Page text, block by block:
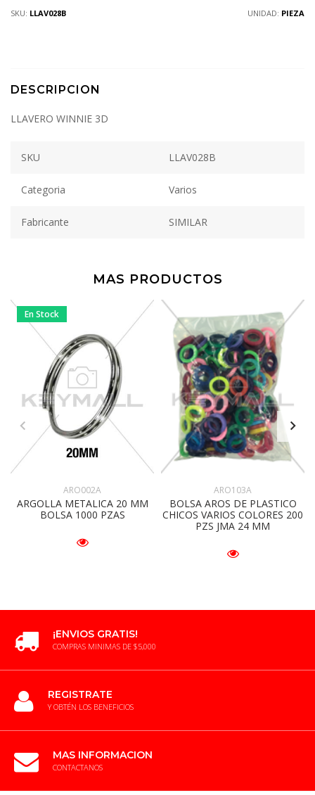
SKU: LLAV028B UNIDAD: PIEZA
DESCRIPCION
LLAVERO WINNIE 3D
SKU LLAV028B
Categoria Varios
Fabricante SIMILAR
MAS PRODUCTOS
En Stock
ARO002A
ARGOLLA METALICA 20 MM
BOLSA 1000 PZAS
ARO103A
BOLSA AROS DE PLASTICO
CHICOS VARIOS COLORES 200
PZS JMA 24 MM
¡ENVIOS GRATIS!
COMPRAS MINIMAS DE $5,000
REGISTRATE
Y OBTÉN LOS BENEFICIOS
MAS INFORMACION
CONTACTANOS